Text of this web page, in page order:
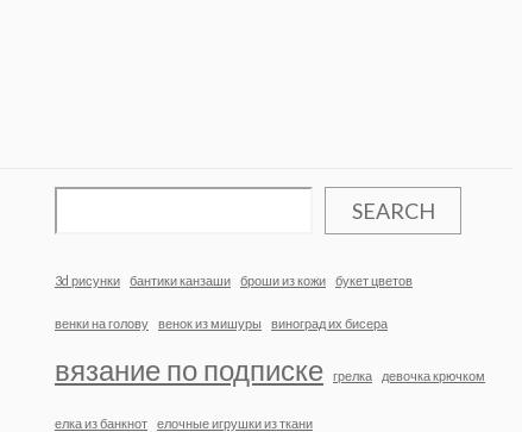
SEARCH
3d рисунки бантики канзаши броши из кожи букет цветов
венки на голову венок из мишуры виноград их бисера
вязание по подписке грелка девочка крючком
елка из банкнот елочные игрушки из ткани